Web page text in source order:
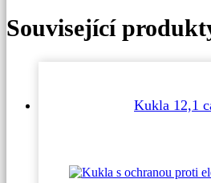
Související
Kukla 12,1